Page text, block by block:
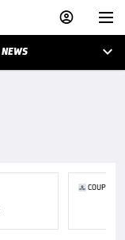


NEWS 
COUPE DE